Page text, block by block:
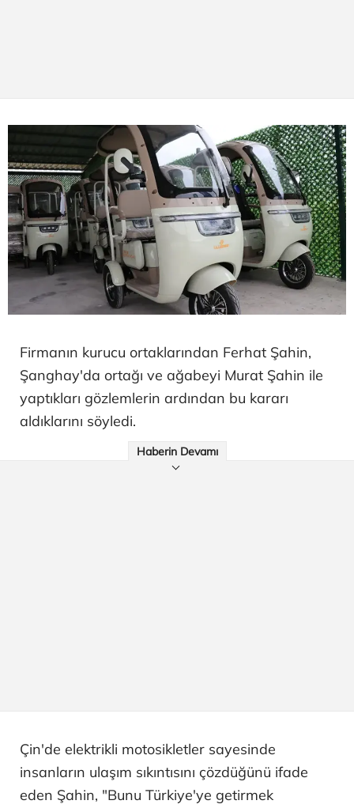
Firmanın kurucu ortaklarından Ferhat Şahin,
Şanghay'da ortağı ve ağabeyi Murat Şahin ile
yaptıkları gözlemlerin ardından bu kararı
aldıklarını söyledi.
Haberin Devamı
Çin'de elektrikli motosikletler sayesinde
insanların ulaşım sıkıntısını çözdüğünü ifade
eden Şahin, "Bunu Türkiye'ye getirmek